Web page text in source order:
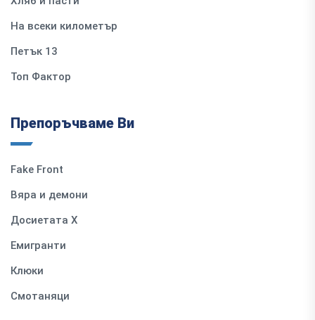
На всеки километър
Петък 13
Топ Фактор
Препоръчваме Ви
Fake Front
Вяра и демони
Досиетата Х
Емигранти
Клюки
Смотаняци